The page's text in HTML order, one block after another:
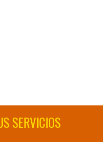
SERVICIOS